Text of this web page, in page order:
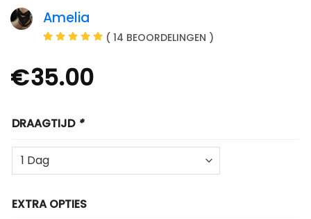
Amelia
( 14 BEOORDELINGEN )
€35.00
DRAAGTIJD *
EXTRA OPTIES